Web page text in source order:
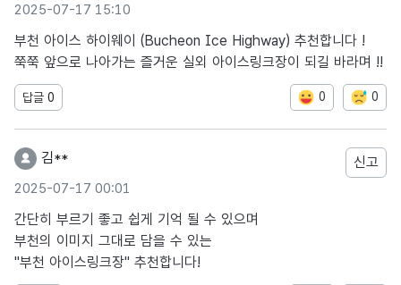
2025-07-17 15:10
부천 아이스 하이웨이 (Bucheon Ice Highway) 추천합니다 !
쭉쭉 앞으로 나아가는 즐거운 실외 아이스링크장이 되길 바라며 !!
답글 0 0 0
김**
2025-07-17 00:01
신고
간단히 부르기 좋고 쉽게 기억 될 수 있으며
부천의 이미지 그대로 담을 수 있는
"부천 아이스링크장" 추천합니다!